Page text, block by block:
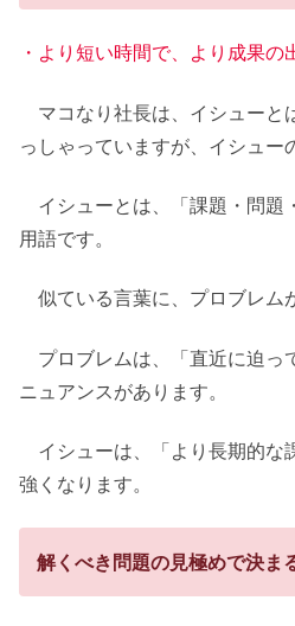
・より短い時間で、より成果の
マコなり社長は、イシューと
っしゃっていますが、イシュー
イシューとは、「課題・問題
用語です。
似ている言葉に、プロブレム
プロブレムは、「直近に迫っ
ニュアンスがあります。
イシューは、「より長期的な
強くなります。
解くべき問題の見極めで決ま